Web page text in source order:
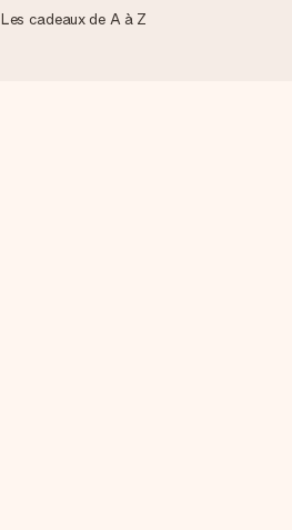
Les cadeaux de A à Z